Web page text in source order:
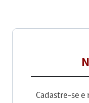
Cadastre-se e